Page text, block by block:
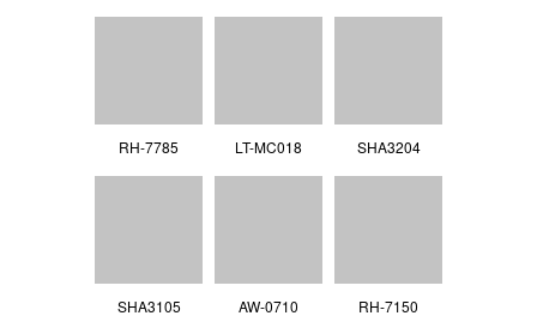
RH-7785 LT-MC018 SHA3204
SHA3105 AW-0710 RH-7150